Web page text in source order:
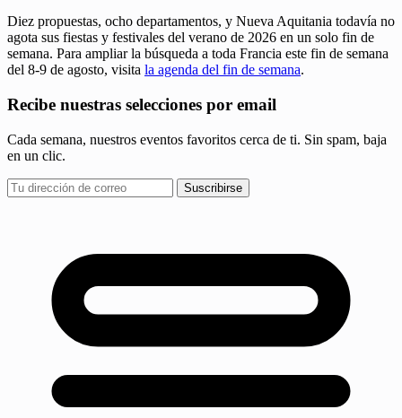
Diez propuestas, ocho departamentos, y Nueva Aquitania todavía no
agota sus fiestas y festivales del verano de 2026 en un solo fin de
semana. Para ampliar la búsqueda a toda Francia este fin de semana
del 8-9 de agosto, visita la agenda del fin de semana.
Recibe nuestras selecciones por email
Cada semana, nuestros eventos favoritos cerca de ti. Sin spam, baja
en un clic.
Suscribirse